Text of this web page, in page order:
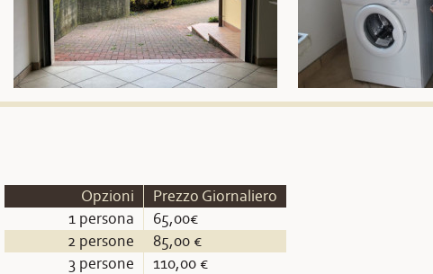
Opzioni
Prezzo Giornaliero
1 persona
65,00€
2 persone
85,00 €
3 persone
110,00 €